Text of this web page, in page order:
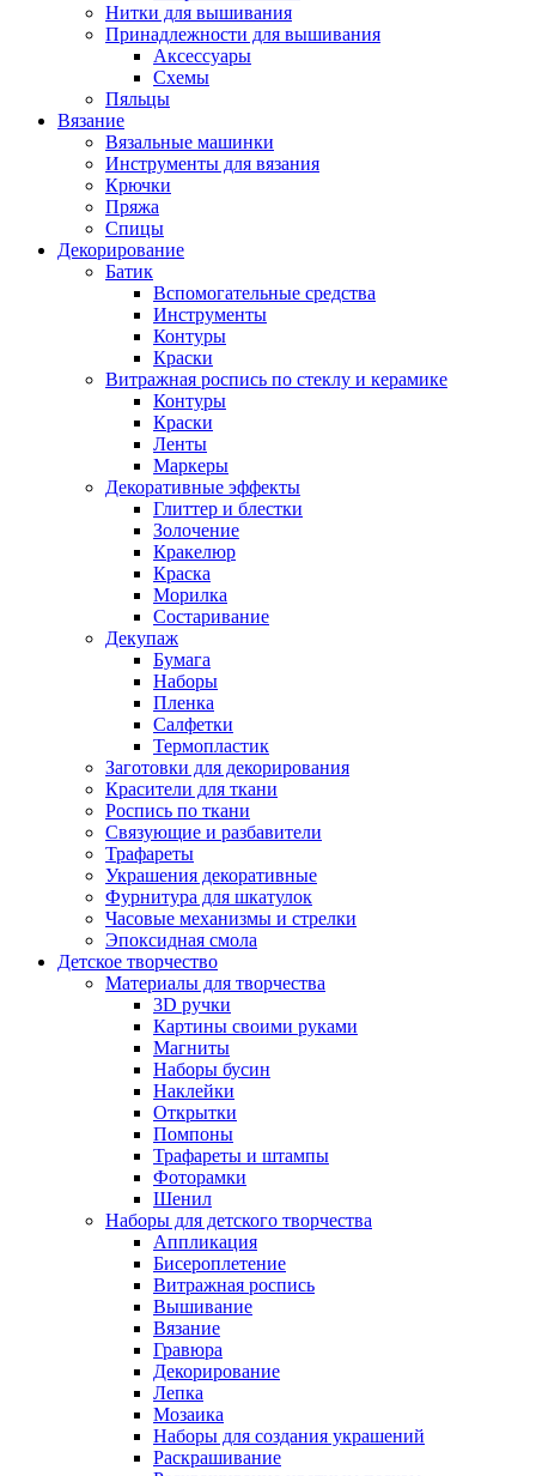
Нитки для вышивания
Принадлежности для вышивания
Аксессуары
Схемы
Пяльцы
Вязание
Вязальные машинки
Инструменты для вязания
Крючки
Пряжа
Спицы
Декорирование
Батик
Вспомогательные средства
Инструменты
Контуры
Краски
Витражная роспись по стеклу и керамике
Контуры
Краски
Ленты
Маркеры
Декоративные эффекты
Глиттер и блестки
Золочение
Кракелюр
Краска
Морилка
Состаривание
Декупаж
Бумага
Наборы
Пленка
Салфетки
Термопластик
Заготовки для декорирования
Красители для ткани
Роспись по ткани
Связующие и разбавители
Трафареты
Украшения декоративные
Фурнитура для шкатулок
Часовые механизмы и стрелки
Эпоксидная смола
Детское творчество
Материалы для творчества
3D ручки
Картины своими руками
Магниты
Наборы бусин
Наклейки
Открытки
Помпоны
Трафареты и штампы
Фоторамки
Шенил
Наборы для детского творчества
Аппликация
Бисероплетение
Витражная роспись
Вышивание
Вязание
Гравюра
Декорирование
Лепка
Мозаика
Наборы для создания украшений
Раскрашивание